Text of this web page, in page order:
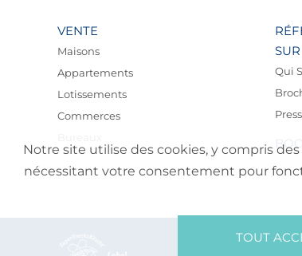
VENTE
Maisons
Appartements
Lotissements
Commerces
Qui
Notre site utilise des cookies, y compris
nécessitant votre consentement pour
TOUT